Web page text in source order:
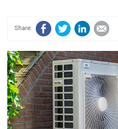
FacebookTwitter LinkedIn